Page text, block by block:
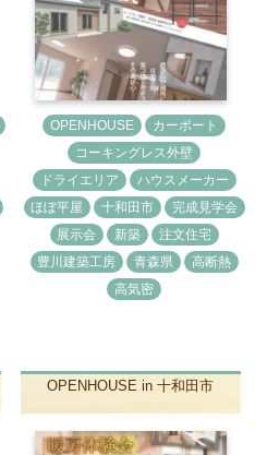
OPENHOUSE カーポート
コーキングレス外壁
ドライエリア ハウスメーカー
ほぼ平屋 十和田市 完成見学会
展示会 新築 注文住宅
豊川建築工房 青森県 高断熱
高気密
OPENHOUSE in 十和田市